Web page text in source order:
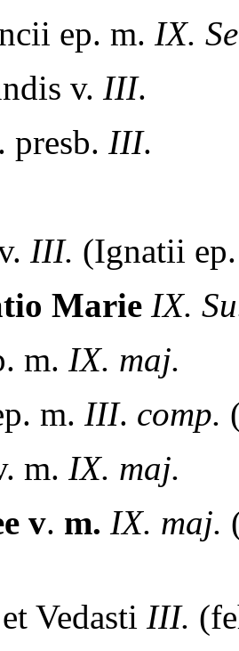
ep. m. IX.
v. III.
III.
III. (Ignatii
Marie IX.
m. IX. maj.
m. III. comp.
m. IX. maj.
v. m. IX. maj.
Vedasti III.